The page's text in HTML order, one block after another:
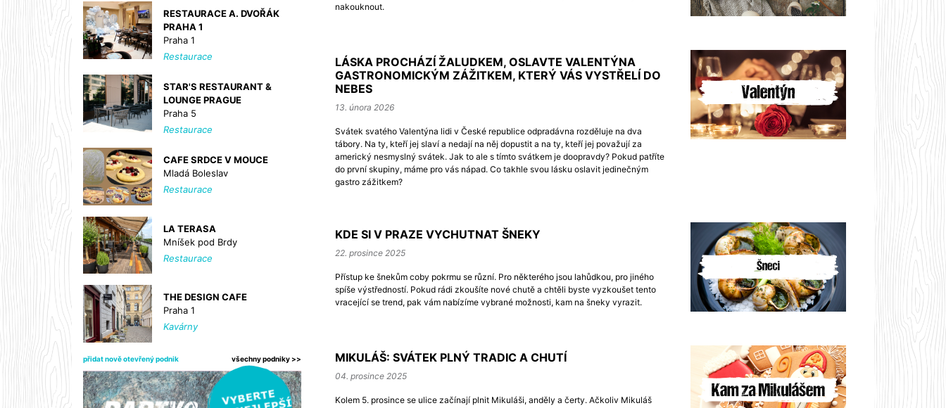
RESTAURACE A. DVOŘÁK
PRAHA 1
Praha 1
Restaurace
STAR'S RESTAURANT &
LOUNGE PRAGUE
Praha 5
Restaurace
CAFE SRDCE V MOUCE
Mladá Boleslav
Restaurace
LA TERASA
Mníšek pod Brdy
Restaurace
THE DESIGN CAFE
Praha 1
Kavárny
přidat nově otevřený podnik všechny podniky >>
nakouknout.
LÁSKA PROCHÁZÍ ŽALUDKEM, OSLAVTE VALENTÝNA
GASTRONOMICKÝM ZÁŽITKEM, KTERÝ VÁS VYSTŘELÍ DO
NEBES
13. února 2026
Svátek svatého Valentýna lidi v České republice odpradávna rozděluje na dva
tábory. Na ty, kteří jej slaví a nedají na něj dopustit a na ty, kteří jej považují za
americký nesmyslný svátek. Jak to ale s tímto svátkem je doopravdy? Pokud patříte
do první skupiny, máme pro vás nápad. Co takhle svou lásku oslavit jedinečným
gastro zážitkem?
KDE SI V PRAZE VYCHUTNAT ŠNEKY
22. prosince 2025
Přístup ke šnekům coby pokrmu se různí. Pro některého jsou lahůdkou, pro jiného
spíše výstředností. Pokud rádi zkoušíte nové chutě a chtěli byste vyzkoušet tento
vracející se trend, pak vám nabízíme vybrané možnosti, kam na šneky vyrazit.
MIKULÁŠ: SVÁTEK PLNÝ TRADIC A CHUTÍ
04. prosince 2025
Kolem 5. prosince se ulice začínají plnit Mikuláši, anděly a čerty. Ačkoliv Mikuláš